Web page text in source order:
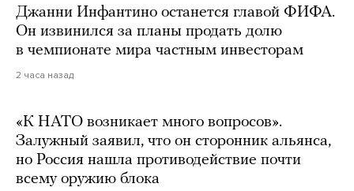
Джанни Инфантино останется главой ФИФА.
Он извинился за планы продать долю
в чемпионате мира частным инвесторам
2 часа назад
«К НАТО возникает много вопросов».
Залужный заявил, что он сторонник альянса,
но Россия нашла противодействие почти
всему оружию блока